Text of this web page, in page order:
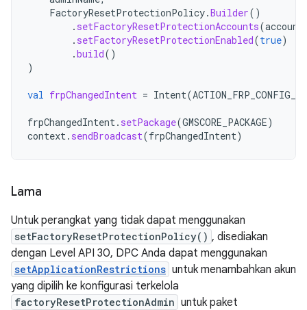
FactoryResetProtectionPolicy.Builder()
. setFactoryResetProtectionAccounts(
. setFactoryResetProtectionEnabled(true)
.build()
)
val frpChangedIntent = Intent(
frpChangedIntent. setPackage(GMSCORE_PACKAGE)
context. sendBroadcast(frpChangedIntent)
Lama
Untuk perangkat yang tidak dapat menggunakan
setFactoryResetProtectionPolicy() , disediakan
dengan Level API 30, DPC Anda dapat menggunakan
setApplicationRestrictions untuk menambahkan akun
yang dipilih ke konfigurasi terkelola
factoryResetProtectionAdmin untuk paket